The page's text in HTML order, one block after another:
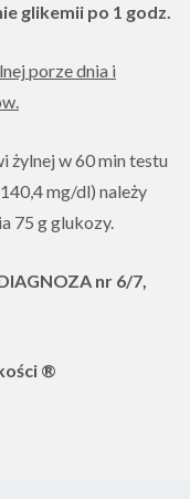
glikemii po 1 godz.
porze dnia i
żylnej w 60 min testu
mg/dl) należy
75 g glukozy.
nr 6/7,
®